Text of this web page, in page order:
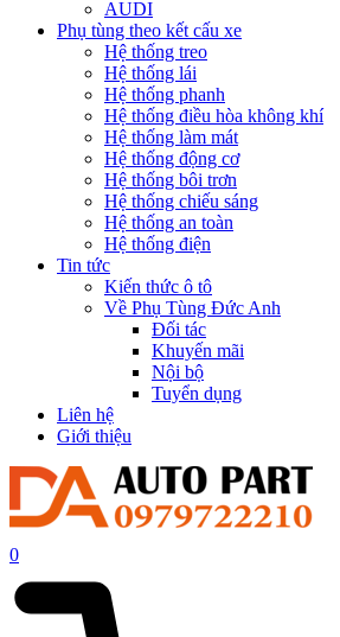
AUDI
Phụ tùng theo kết cấu xe
Hệ thống treo
Hệ thống lái
Hệ thống phanh
Hệ thống điều hòa không khí
Hệ thống làm mát
Hệ thống động cơ
Hệ thống bôi trơn
Hệ thống chiếu sáng
Hệ thống an toàn
Hệ thống điện
Tin tức
Kiến thức ô tô
Về Phụ Tùng Đức Anh
Đối tác
Khuyến mãi
Nội bộ
Tuyển dụng
Liên hệ
Giới thiệu
0